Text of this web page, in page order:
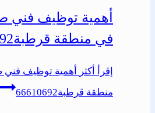
أهمية توظيف
في منطقة قرطبة66610692
إقرأ أكثر
أهمية توظيف
منطقة قرطبة66610692